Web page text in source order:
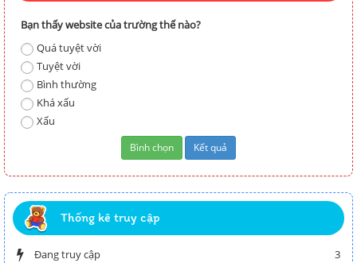
Bạn thấy website của trường thế nào?
Quá tuyệt vời
Tuyệt vời
Bình thường
Khá xấu
Xấu
Thống kê truy cập
Đang truy cập 3